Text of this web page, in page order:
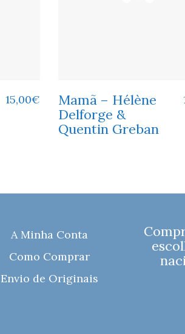
15,00€
Mamã – Hélène
Delforge &
Quentin Greban
A Minha Conta
Como Comprar
Envio de Originais